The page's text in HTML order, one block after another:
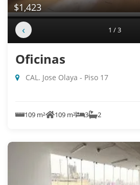
$1,423
‹ 1 / 3
Oficinas
CAL. Jose Olaya - Piso 17
109 m² 109 m² 3 2